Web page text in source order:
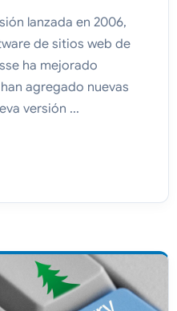
lanzada en 2006,
de sitios web de
ha mejorado
agregado nuevas
versión ...